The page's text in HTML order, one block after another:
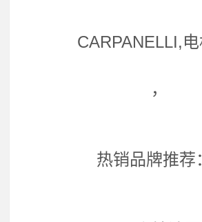
CARPANELLI,电
，
热销品牌推荐